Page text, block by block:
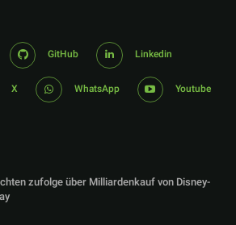
GitHub Linkedin
X WhatsApp Youtube
zufolge über Milliardenkauf von Disney-